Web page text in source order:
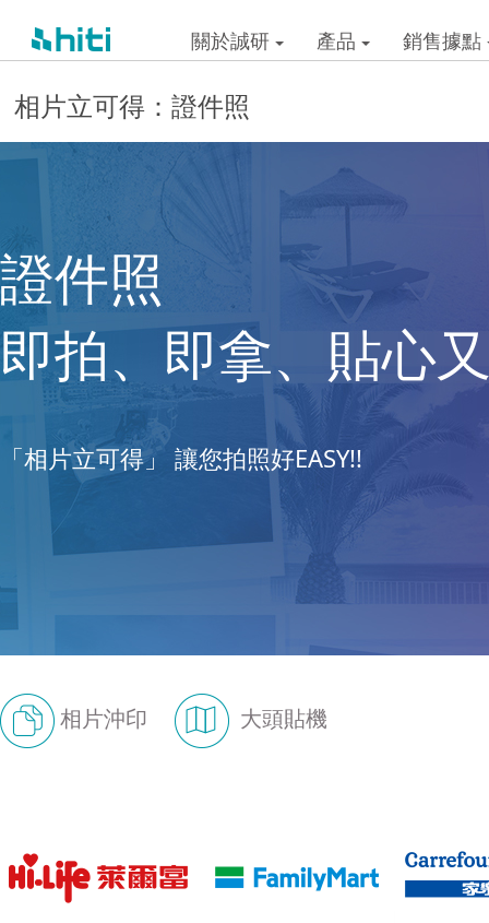
關於誠研 產品 銷售據點
相片立可得：證件照
證件照
即拍、即拿、貼心
「相片立可得」 讓您拍照好EASY!!
相片沖印 大頭貼機